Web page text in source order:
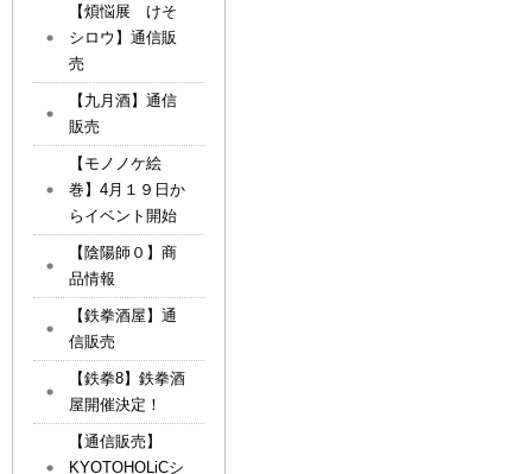
【煩悩展 けそ
シロウ】通信販
売
【九月酒】通信
販売
【モノノケ絵
巻】4月１９日か
らイベント開始
【陰陽師０】商
品情報
【鉄拳酒屋】通
信販売
【鉄拳8】鉄拳酒
屋開催決定！
【通信販売】
KYOTOHOLiCシ